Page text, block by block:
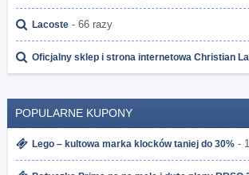
Lacoste - 66 razy
Oficjalny sklep i strona internetowa Christian
POPULARNE KUPONY
Lego – kultowa marka klocków taniej do 30% -